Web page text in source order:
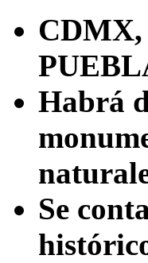
Habrá
Se